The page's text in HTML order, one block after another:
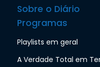
Sobre o Diário
Programas
Playlists em geral
A Verdade Total em